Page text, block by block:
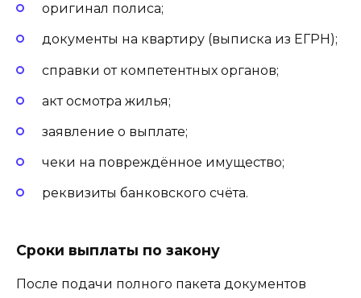
оригинал полиса;
документы на квартиру (выписка из ЕГРН);
справки от компетентных органов;
акт осмотра жилья;
заявление о выплате;
чеки на повреждённое имущество;
реквизиты банковского счёта.
Сроки выплаты по закону
После подачи полного пакета документов